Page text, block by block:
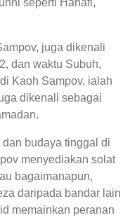
seperti Hanafi,
juga dikenali
dan waktu Subuh,
Kaoh Sampov, ialah
dikenali sebagai
budaya tinggal di
menyediakan solat
bagaimanapun,
daripada bandar lain
memainkan peranan